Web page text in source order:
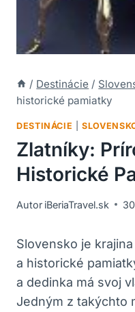
/ Destinácie /
historické pamiatky
DESTINÁCIE |
Zlatníky:
Historické
Autor iBeriaTravel.sk
Slovensko je
a historické
a‌ dedinka má svoj
Jedným z ⁤takýchto